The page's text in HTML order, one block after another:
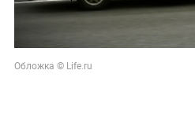
Обложка © Life.ru